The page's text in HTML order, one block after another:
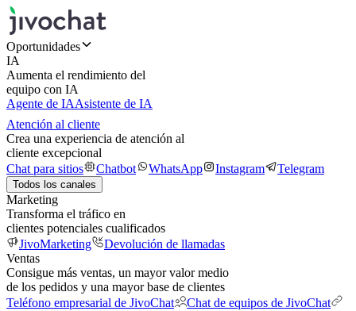
Oportunidades
IA
Aumenta el rendimiento del
equipo con IA
Agente de IAAsistente de IA
Atención al cliente
Crea una experiencia de atención al
cliente excepcional
Chat para sitios
Chatbot WhatsApp Instagram Telegram
Todos los canales
Marketing
Transforma el tráfico en
clientes potenciales cualificados
JivoMarketing
Devolución de llamadas
Ventas
Consigue más ventas, un mayor valor medio
de los pedidos y una mayor base de clientes
Teléfono empresarial de JivoChat
Chat de equipos de JivoChat